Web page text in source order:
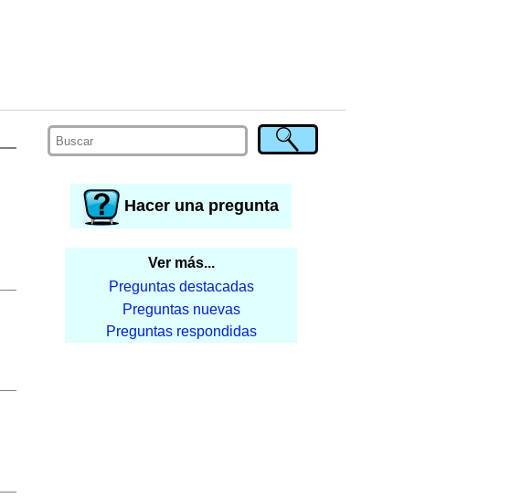
Hacer una pregunta
Ver más...
Preguntas destacadas
Preguntas nuevas
Preguntas respondidas